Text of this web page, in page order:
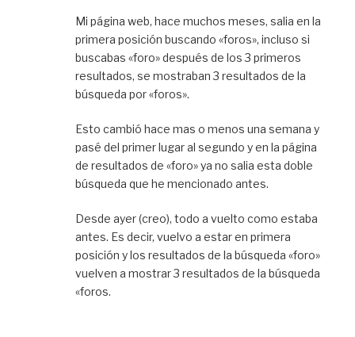
Mi página web, hace muchos meses, salia en la
primera posición buscando «foros», incluso si
buscabas «foro» después de los 3 primeros
resultados, se mostraban 3 resultados de la
búsqueda por «foros».
Esto cambió hace mas o menos una semana y
pasé del primer lugar al segundo y en la página
de resultados de «foro» ya no salia esta doble
búsqueda que he mencionado antes.
Desde ayer (creo), todo a vuelto como estaba
antes. Es decir, vuelvo a estar en primera
posición y los resultados de la búsqueda «foro»
vuelven a mostrar 3 resultados de la búsqueda
«foros.